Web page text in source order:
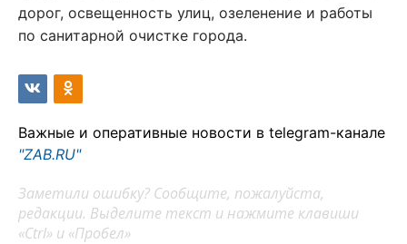
дорог, освещенность улиц, озеленение и работы
по санитарной очистке города.
Важные и оперативные новости в telegram-канале
"ZAB.RU"
Заметили ошибку? Сообщите, пожалуйста,
редакции. Выделите текст и нажмите клавиши
«Ctrl» и «Пробел»